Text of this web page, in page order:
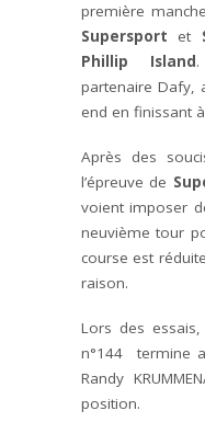
première
Supersport et
Phillip Island
partenaire Dafy,
end en finissant
Après des
l’épreuve de
voient imposer
neuvième tour
course est
raison.
Lors des essais,
n°144 termine
Randy
position.